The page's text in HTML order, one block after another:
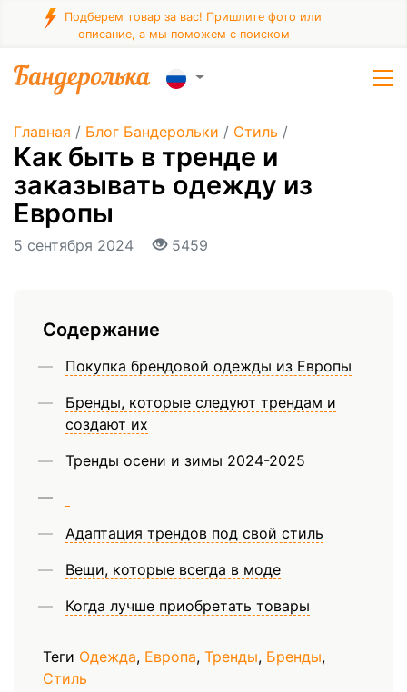
Подберем товар за вас! Пришлите фото или
описание, а мы поможем с поиском
Главная / Блог Бандерольки / Стиль /
Как быть в тренде и
заказывать одежду из
Европы
5 сентября 2024 5459
Содержание
Покупка брендовой одежды из Европы
Бренды, которые следуют трендам и
создают их
Тренды осени и зимы 2024-2025
Адаптация трендов под свой стиль
Вещи, которые всегда в моде
Когда лучше приобретать товары
Теги Одежда, Европа, Тренды, Бренды,
Стиль